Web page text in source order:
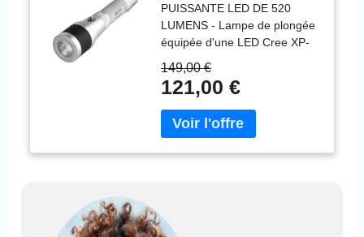
rechargeable USB,
autonomie 135min,
faisceau réglable,
interrupteur
magnétique, étui inclus
120m
PUISSANTE LED DE 520
LUMENS - Lampe de plongée
équipée d'une LED Cree XP-
une visibilité maximale sous-
marine jusqu'à 120m de
profondeur. Lumière
constante et puissante avec
ajustable par rotation de la
149,00 €
121,00 €